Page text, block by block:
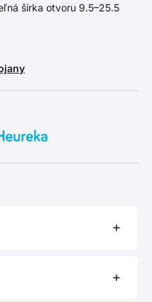
šírka otvoru 9.5–25.5